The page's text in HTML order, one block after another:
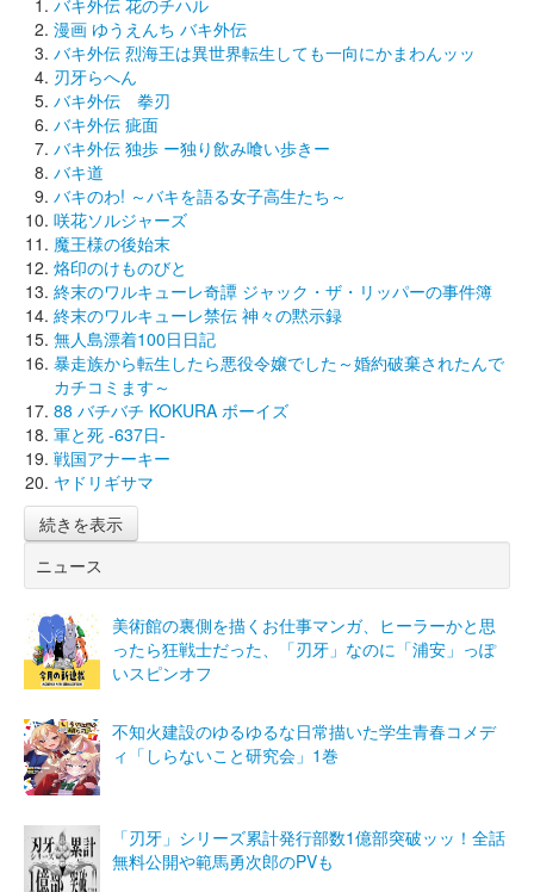
漫画 ゆうえんち バキ外伝
バキ外伝 烈海王は異世界転生しても一向にかまわんッッ
刃牙らへん
バキ外伝 拳刃
バキ外伝 疵面
バキ外伝 独歩 ー独り飲み喰い歩きー
バキ道
バキのわ! ～バキを語る女子高生たち～
咲花ソルジャーズ
魔王様の後始末
烙印のけものびと
終末のワルキューレ奇譚 ジャック・ザ・リッパーの事件簿
終末のワルキューレ禁伝 神々の黙示録
無人島漂着100日日記
暴走族から転生したら悪役令嬢でした～婚約破棄されたんで
カチコミます～
88 バチバチ KOKURA ボーイズ
軍と死 -637日-
戦国アナーキー
ヤドリギサマ
続きを表示
ニュース
美術館の裏側を描くお仕事マンガ、ヒーラーかと思
ったら狂戦士だった、「刃牙」なのに「浦安」っぽ
いスピンオフ
不知火建設のゆるゆるな日常描いた学生青春コメデ
ィ「しらないこと研究会」1巻
「刃牙」シリーズ累計発行部数1億部突破ッッ！全話
無料公開や範馬勇次郎のPVも